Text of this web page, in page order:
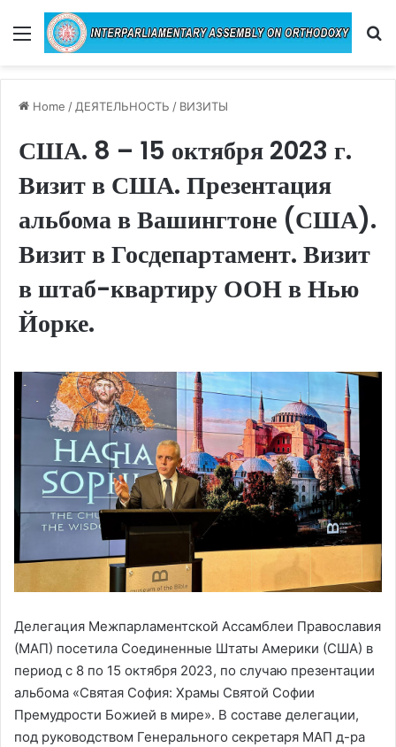
Menu
Home / ДЕЯТЕЛЬНОСТЬ / ВИЗИТЫ
США. 8 – 15 октября 2023 г.
Визит в США. Презентация
альбома в Вашингтоне (США).
Визит в Госдепартамент. Визит
в штаб-квартиру ООН в Нью
Йорке.
Делегация Межпарламентской Ассамблеи Православия
(МАП) посетила Соединенные Штаты Америки (США) в
период с 8 по 15 октября 2023, по случаю презентации
альбома «Святая София: Храмы Святой Софии
Премудрости Божией в мире». В составе делегации,
под руководством Генерального секретаря МАП д-ра